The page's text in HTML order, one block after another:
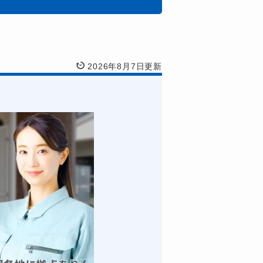
2026年8月7日更新